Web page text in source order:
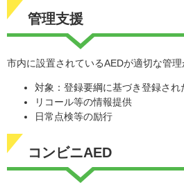
管理支援
市内に設置されているAEDが適切な管理
対象：登録要綱に基づき登録され
リコール等の情報提供
日常点検等の励行
コンビニAED